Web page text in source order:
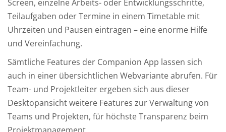
Screen, einzelne Arbeits- oder Entwicklungsschritte,
Teilaufgaben oder Termine in einem Timetable mit
Uhrzeiten und Pausen eintragen – eine enorme Hilfe
und Vereinfachung.
Sämtliche Features der Companion App lassen sich
auch in einer übersichtlichen Webvariante abrufen. Für
Team- und Projektleiter ergeben sich aus dieser
Desktopansicht weitere Features zur Verwaltung von
Teams und Projekten, für höchste Transparenz beim